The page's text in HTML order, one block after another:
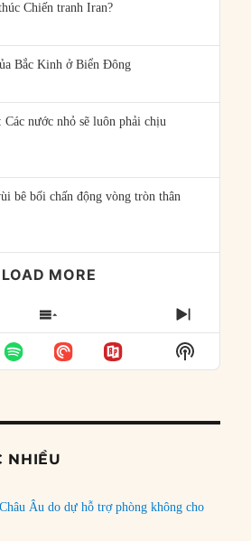
Chiến tranh Iran?
Bắc Kinh ở Biển Đông
nước nhỏ sẽ luôn phải chịu
bê bối chấn động vòng tròn thân
LOAD MORE
SHOW
EPISODES
LIST
NEXT
Show
Podcast
NHIỀU
Âu do dự hỗ trợ phòng không cho